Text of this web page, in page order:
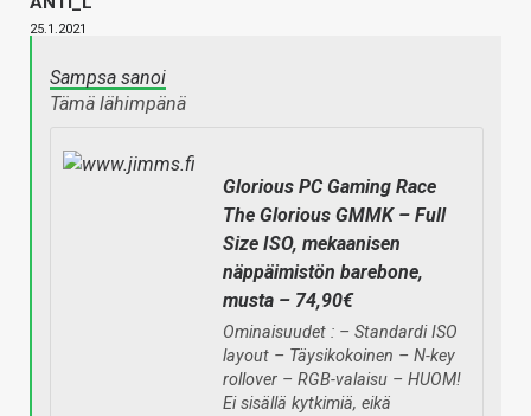
25.1.2021
Sampsa sanoi
Tämä lähimpänä
Glorious PC Gaming Race
The Glorious GMMK – Full
Size ISO, mekaanisen
näppäimistön barebone,
musta – 74,90€
Ominaisuudet : – Standardi ISO
layout – Täysikokoinen – N-key
rollover – RGB-valaisu – HUOM!
Ei sisällä kytkimiä, eikä